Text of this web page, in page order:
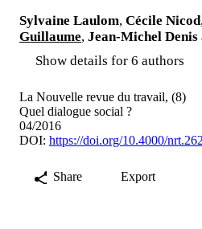
Sylvaine Laulom, Cécile Nicod,
Guillaume, Jean-Michel Denis
Show details for 6 authors
La Nouvelle revue du travail, (8)
Quel dialogue social ?
04/2016
DOI: https://doi.org/10.4000/
Share Export